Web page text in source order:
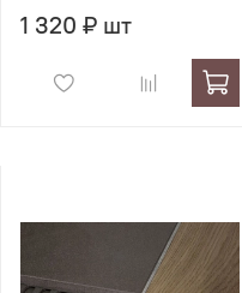
1 320 ₽ шт